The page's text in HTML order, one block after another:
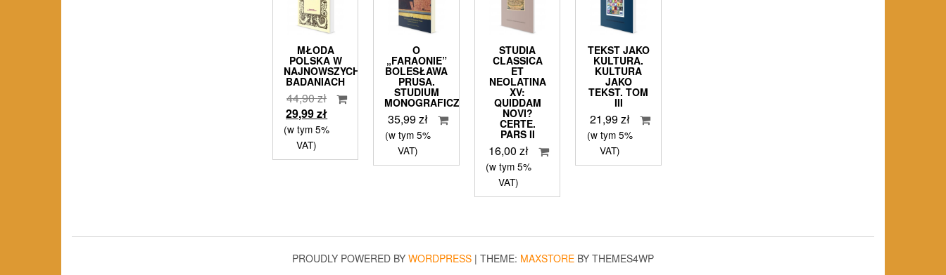
MŁODA
POLSKA W
NAJNOWSZYCH
BADANIACH
44,90złPierwotna
cena
wynosiła:
29,99złAktualna
cena
29,99 zł.
(w tym 5%
VAT)
O
„FARAONIE”
BOLESŁAWA
PRUSA.
STUDIUM
MONOGRAFICZNE
35,99zł
(w tym 5%
VAT)
STUDIA
CLASSICA
ET
NEOLATINA
XV:
QUIDDAM
NOVI?
CERTE.
PARS II
16,00zł
(w tym 5%
VAT)
TEKST JAKO
KULTURA.
KULTURA
JAKO
TEKST. TOM
III
21,99zł
(w tym 5%
VAT)
PROUDLY POWERED BY WORDPRESS | THEME: MAXSTORE BY THEMES4WP